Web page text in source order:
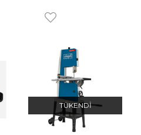
TÜKENDI